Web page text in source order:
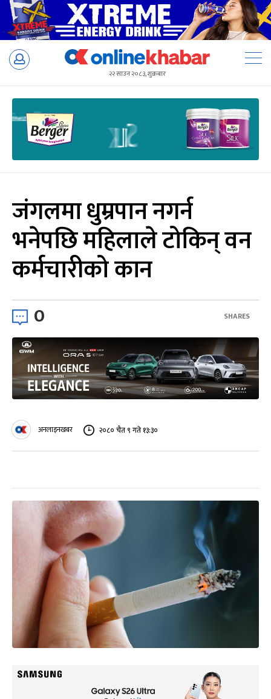
Skip
२२ साउन २०८३, शुक्रबार
जंगलमा धुम्रपान नगर्न
भनेपछि महिलाले टोकिन् वन
कर्मचारीको कान
0 SHARES
अनलाइनखबर २०८० चैत ९ गते १३:३०